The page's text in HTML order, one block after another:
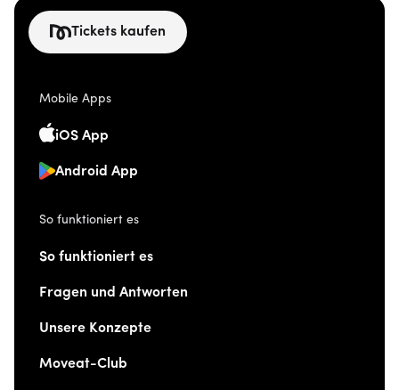
Tickets kaufen
Mobile Apps
iOS App
Android App
So funktioniert es
So funktioniert es
Fragen und Antworten
Unsere Konzepte
Moveat-Club